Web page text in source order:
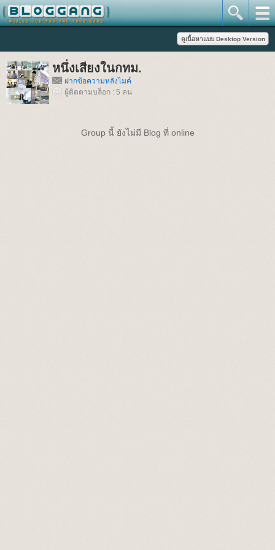
หนึ่งเสียงในกทม.
ฝากข้อความหลังไมค์
ผู้ติดตามบล็อก : 5 คน
Group นี้ ยังไม่มี Blog ที่ online